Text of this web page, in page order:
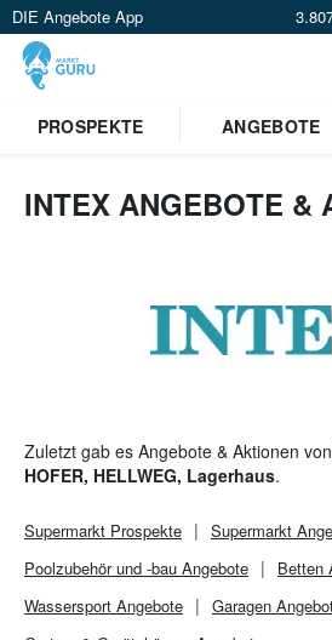
DIE Angebote App
PROSPEKTE ANGEBOTE
INTEX ANGEBOTE &
Zuletzt gab es Angebote & Aktionen von
HOFER, HELLWEG, Lagerhaus.
Supermarkt Prospekte Supermarkt
Poolzubehör und -bau Angebote
Betten
Wassersport Angebote
Garagen